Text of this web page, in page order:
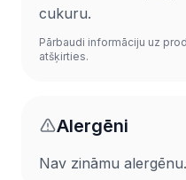
cukuru.
Pārbaudi informāciju uz
atšķirties.
Alergēni
Nav zināmu alergēnu.